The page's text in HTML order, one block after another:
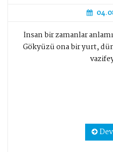
İnsan bir zamanlar
Gökyüzü ona bir yurt,